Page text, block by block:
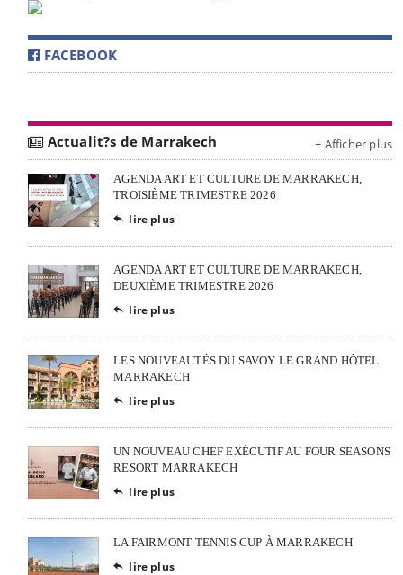
FACEBOOK
Actualit?s de Marrakech + Afficher plus
AGENDA ART ET CULTURE DE MARRAKECH,
TROISIÈME TRIMESTRE 2026
 lire plus
AGENDA ART ET CULTURE DE MARRAKECH,
DEUXIÈME TRIMESTRE 2026
 lire plus
LES NOUVEAUTÉS DU SAVOY LE GRAND HÔTEL
MARRAKECH
 lire plus
UN NOUVEAU CHEF EXÉCUTIF AU FOUR SEASONS
RESORT MARRAKECH
 lire plus
LA FAIRMONT TENNIS CUP À MARRAKECH
 lire plus